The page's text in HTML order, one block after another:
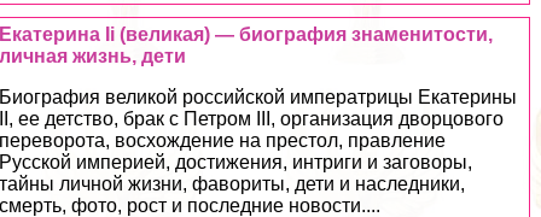
Екатерина Ii (великая) — биография знаменитости,
личная жизнь, дети
Биография великой российской императрицы Екатерины
II, ее детство, бpaк с Петром III, организация дворцового
переворота, восхождение на престол, правление
Русской империей, достижения, интриги и заговоры,
тайны личной жизни, фавориты, дети и наследники,
cмepть, фото, рост и последние новости....